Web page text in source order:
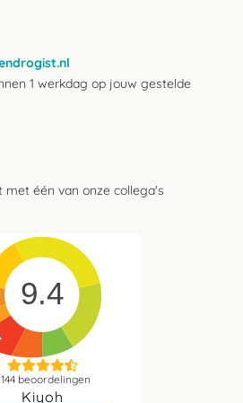
1 werkdag op jouw gestelde
met één van onze collega's
9.4
beoordelingen
Kiyoh